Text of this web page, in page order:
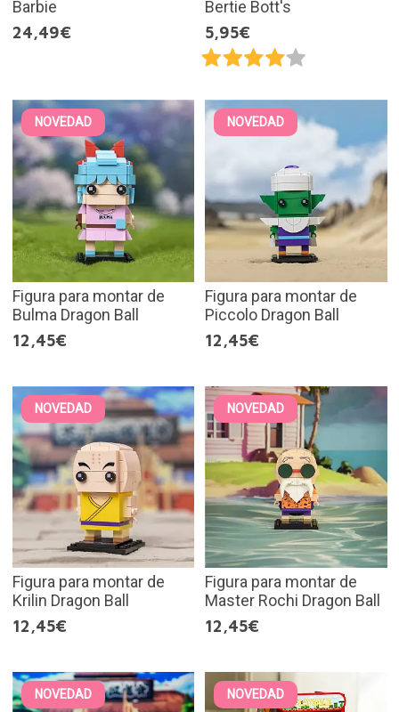
Barbie
24,49€
Bertie Bott's
5,95€
NOVEDAD
Figura para montar de
Bulma Dragon Ball
12,45€
NOVEDAD
Figura para montar de
Piccolo Dragon Ball
12,45€
NOVEDAD
Figura para montar de
Krilin Dragon Ball
12,45€
NOVEDAD
Figura para montar de
Master Rochi Dragon Ball
12,45€
NOVEDAD NOVEDAD